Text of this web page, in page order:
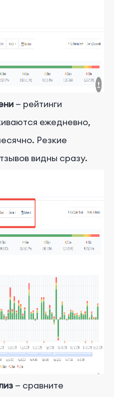
— рейтинги
ежедневно,
Резкие
видны сразу.
— сравните